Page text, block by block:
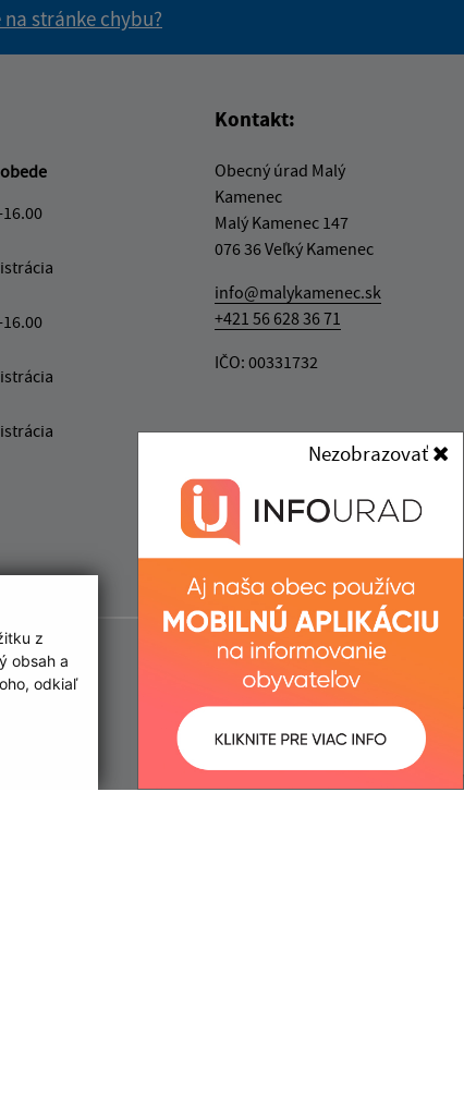
z
obsah a
odkiaľ
Nezobrazovať
na stránke chybu?
Kontakt:
Obecný úrad Malý
Kamenec
Malý Kamenec 147
076 36 Veľký Kamenec
info@malykamenec.sk
+421 56 628 36 71
IČO: 00331732